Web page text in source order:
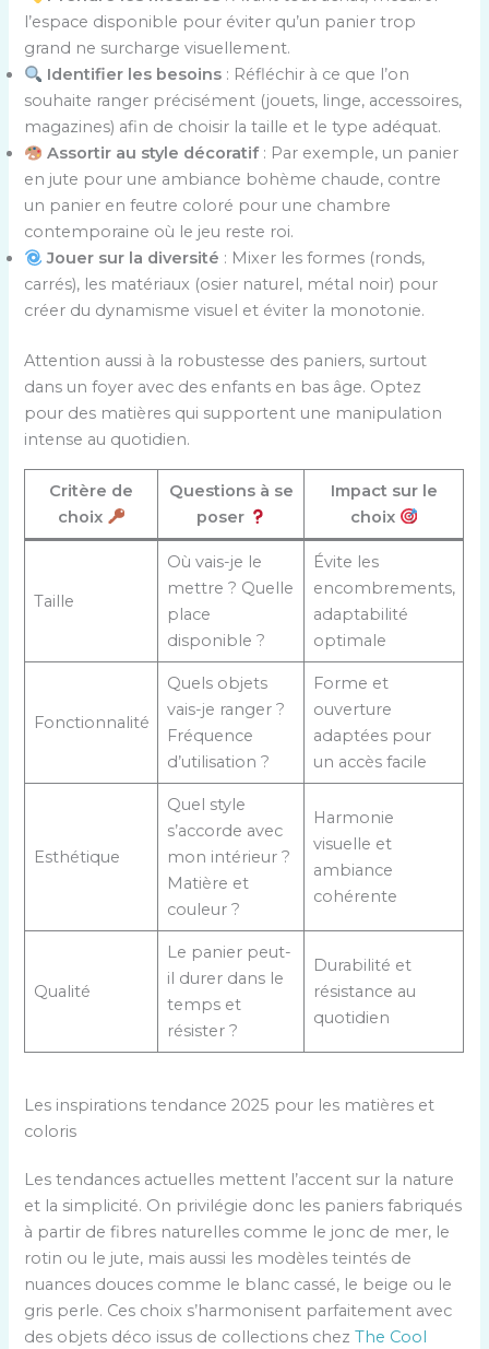
l’espace disponible pour éviter qu’un panier trop
grand ne surcharge visuellement.
Identifier les besoins : Réfléchir à ce que l’on
souhaite ranger précisément (jouets, linge, accessoires,
magazines) afin de choisir la taille et le type adéquat.
Assortir au style décoratif: Par exemple, un panier
en jute pour une ambiance bohème chaude, contre
un panier en feutre coloré pour une chambre
contemporaine où le jeu reste roi.
Jouer sur la diversité : Mixer les formes (ronds,
carrés), les matériaux (osier naturel, métal noir) pour
créer du dynamisme visuel et éviter la monotonie.
Attention aussi à la robustesse des paniers, surtout
dans un foyer avec des enfants en bas âge. Optez
pour des matières qui supportent une manipulation
intense au quotidien.
Critère de
choix
Questions à se
poser
Impact sur le
choix
Taille
Où vais-je le
mettre ? Quelle
place
disponible ?
Évite les
encombrements,
adaptabilité
optimale
Fonctionnalité
Quels objets
vais-je ranger ?
Fréquence
d’utilisation ?
Forme et
ouverture
adaptées pour
un accès facile
Esthétique
Quel style
s’accorde avec
mon intérieur ?
Matière et
couleur ?
Harmonie
visuelle et
ambiance
cohérente
Qualité
Le panier peut-
il durer dans le
temps et
résister ?
Durabilité et
résistance au
quotidien
Les inspirations tendance 2025 pour les matières et
coloris
Les tendances actuelles mettent l’accent sur la nature
et la simplicité. On privilégie donc les paniers fabriqués
à partir de fibres naturelles comme le jonc de mer, le
rotin ou le jute, mais aussi les modèles teintés de
nuances douces comme le blanc cassé, le beige ou le
gris perle. Ces choix s’harmonisent parfaitement avec
des objets déco issus de collections chezThe Cool